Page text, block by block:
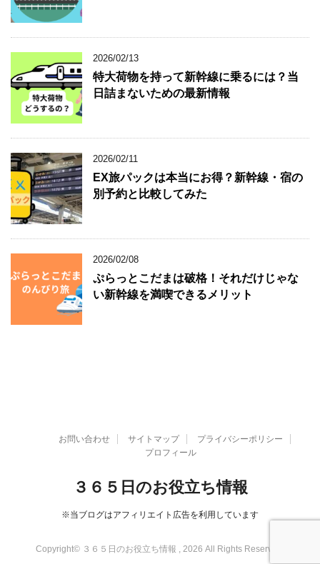
2026/02/13
特大荷物を持って新幹線に乗るには？当
日詰まないための最新情報
2026/02/11
EX旅パックは本当にお得？新幹線・宿の
別予約と比較してみた
2026/02/08
ぷらっとこだまは破格！それだけじゃな
い新幹線を満喫できるメリット
お問い合わせ サイトマップ
プライバシーポリシー
プロフィール
３６５日のお役立ち情報
※当ブログはアフィリエイト広告を利用しています
Copyright© ３６５日のお役立ち情報 , 2026 All Rights Reserved.